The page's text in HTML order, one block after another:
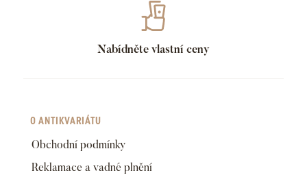
Nabídněte vlastní ceny
O ANTIKVARIÁTU
Obchodní podmínky
Reklamace a vadné plnění